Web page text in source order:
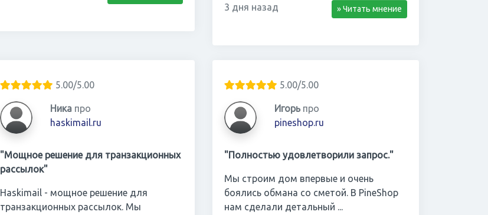
3 дня назад » Читать мнение
5.00/5.00
Ника про
haskimail.ru
"Мощное решение для транзакционных
рассылок"
Haskimail - мощное решение для
транзакционных рассылок. Мы
5.00/5.00
Игорьпро
pineshop.ru
"Полностью удовлетворили запрос."
Мы строим дом впервые и очень
боялись обмана со сметой. В PineShop
нам сделали детальный ...